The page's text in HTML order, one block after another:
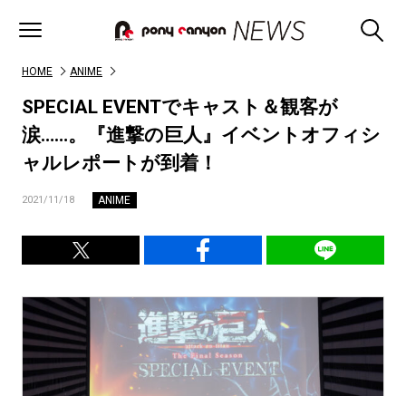
HOME ANIME
SPECIAL EVENTでキャスト＆観客が
涙……。『進撃の巨人』イベントオフィシ
ャルレポートが到着！
2021/11/18 ANIME